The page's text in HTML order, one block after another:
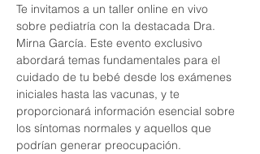
Te invitamos a un taller online en vivo
sobre pediatría con la destacada Dra.
Mirna García. Este evento exclusivo
abordará temas fundamentales para el
cuidado de tu bebé desde los exámenes
iniciales hasta las vacunas, y te
proporcionará información esencial sobre
los síntomas normales y aquellos que
podrían generar preocupación.